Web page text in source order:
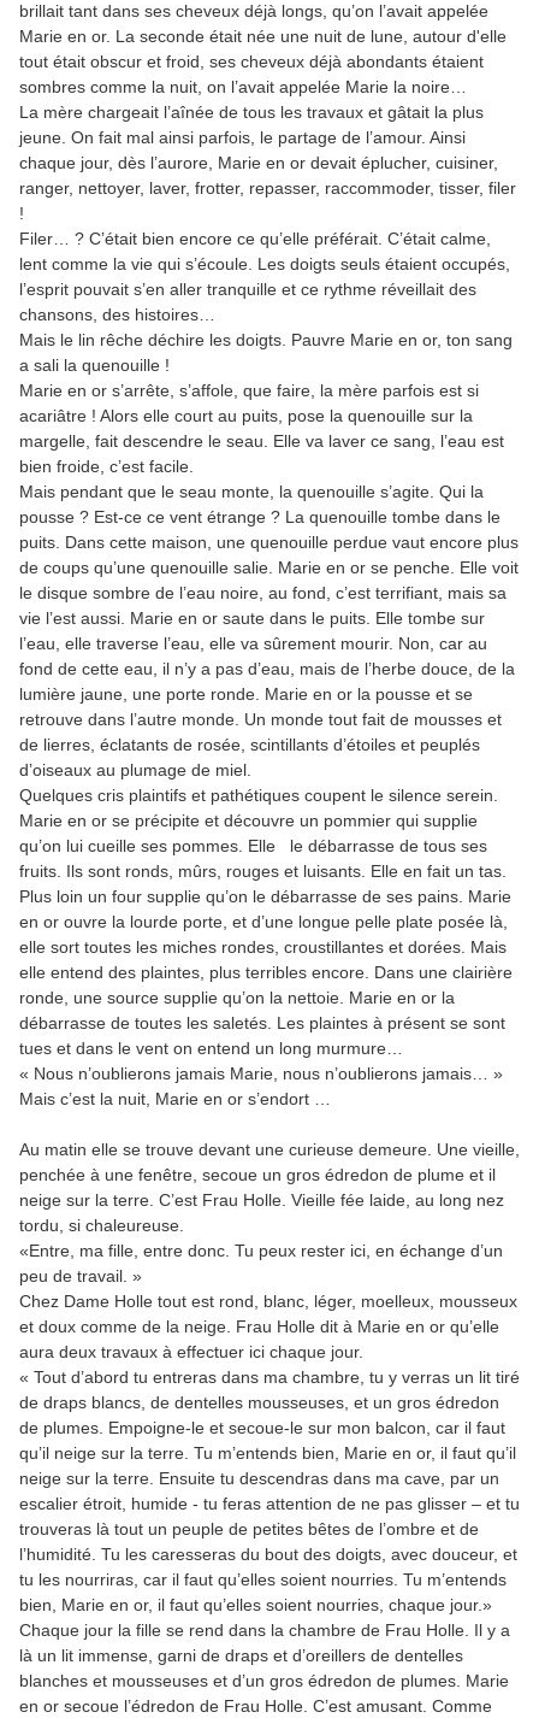
brillait tant dans ses cheveux déjà longs, qu’on l’avait appelée
Marie en or. La seconde était née une nuit de lune, autour d'elle
tout était obscur et froid, ses cheveux déjà abondants étaient
sombres comme la nuit, on l’avait appelée Marie la noire…
La mère chargeait l’aînée de tous les travaux et gâtait la plus
jeune. On fait mal ainsi parfois, le partage de l’amour. Ainsi
chaque jour, dès l’aurore, Marie en or devait éplucher, cuisiner,
ranger, nettoyer, laver, frotter, repasser, raccommoder, tisser, filer
!
Filer… ? C’était bien encore ce qu’elle préférait. C’était calme,
lent comme la vie qui s’écoule. Les doigts seuls étaient occupés,
l’esprit pouvait s’en aller tranquille et ce rythme réveillait des
chansons, des histoires…
Mais le lin rêche déchire les doigts. Pauvre Marie en or, ton sang
a sali la quenouille !
Marie en or s’arrête, s’affole, que faire, la mère parfois est si
acariâtre ! Alors elle court au puits, pose la quenouille sur la
margelle, fait descendre le seau. Elle va laver ce sang, l’eau est
bien froide, c’est facile.
Mais pendant que le seau monte, la quenouille s’agite. Qui la
pousse ? Est-ce ce vent étrange ? La quenouille tombe dans le
puits. Dans cette maison, une quenouille perdue vaut encore plus
de coups qu’une quenouille salie. Marie en or se penche. Elle voit
le disque sombre de l’eau noire, au fond, c’est terrifiant, mais sa
vie l’est aussi. Marie en or saute dans le puits. Elle tombe sur
l’eau, elle traverse l’eau, elle va sûrement mourir. Non, car au
fond de cette eau, il n’y a pas d’eau, mais de l’herbe douce, de la
lumière jaune, une porte ronde. Marie en or la pousse et se
retrouve dans l’autre monde. Un monde tout fait de mousses et
de lierres, éclatants de rosée, scintillants d’étoiles et peuplés
d’oiseaux au plumage de miel.
Quelques cris plaintifs et pathétiques coupent le silence serein.
Marie en or se précipite et découvre un pommier qui supplie
qu’on lui cueille ses pommes. Elle le débarrasse de tous ses
fruits. Ils sont ronds, mûrs, rouges et luisants. Elle en fait un tas.
Plus loin un four supplie qu’on le débarrasse de ses pains. Marie
en or ouvre la lourde porte, et d’une longue pelle plate posée là,
elle sort toutes les miches rondes, croustillantes et dorées. Mais
elle entend des plaintes, plus terribles encore. Dans une clairière
ronde, une source supplie qu’on la nettoie. Marie en or la
débarrasse de toutes les saletés. Les plaintes à présent se sont
tues et dans le vent on entend un long murmure…
« Nous n’oublierons jamais Marie, nous n’oublierons jamais… »
Mais c’est la nuit, Marie en or s’endort …
Au matin elle se trouve devant une curieuse demeure. Une vieille,
penchée à une fenêtre, secoue un gros édredon de plume et il
neige sur la terre. C’est Frau Holle. Vieille fée laide, au long nez
tordu, si chaleureuse.
«Entre, ma fille, entre donc. Tu peux rester ici, en échange d’un
peu de travail. »
Chez Dame Holle tout est rond, blanc, léger, moelleux, mousseux
et doux comme de la neige. Frau Holle dit à Marie en or qu’elle
aura deux travaux à effectuer ici chaque jour.
« Tout d’abord tu entreras dans ma chambre, tu y verras un lit tiré
de draps blancs, de dentelles mousseuses, et un gros édredon
de plumes. Empoigne-le et secoue-le sur mon balcon, car il faut
qu’il neige sur la terre. Tu m’entends bien, Marie en or, il faut qu’il
neige sur la terre. Ensuite tu descendras dans ma cave, par un
escalier étroit, humide - tu feras attention de ne pas glisser – et tu
trouveras là tout un peuple de petites bêtes de l’ombre et de
l’humidité. Tu les caresseras du bout des doigts, avec douceur, et
tu les nourriras, car il faut qu’elles soient nourries. Tu m’entends
bien, Marie en or, il faut qu’elles soient nourries, chaque jour.»
Chaque jour la fille se rend dans la chambre de Frau Holle. Il y a
là un lit immense, garni de draps et d’oreillers de dentelles
blanches et mousseuses et d’un gros édredon de plumes. Marie
en or secoue l’édredon de Frau Holle. C’est amusant. Comme